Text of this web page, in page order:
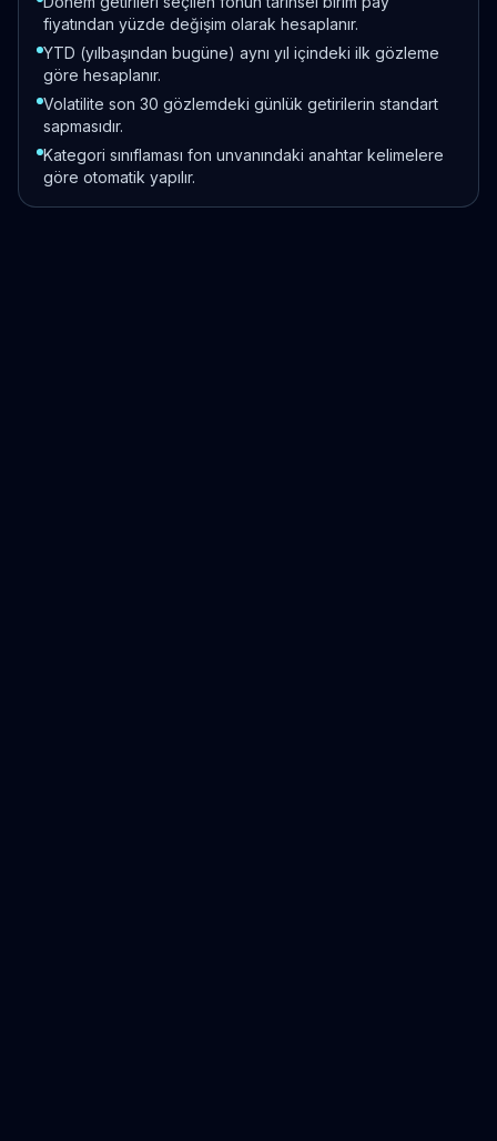
fiyatından yüzde değişim olarak hesaplanır.
YTD (yılbaşından bugüne) aynı yıl içindeki ilk gözleme
göre hesaplanır.
Volatilite son 30 gözlemdeki günlük getirilerin standart
sapmasıdır.
Kategori sınıflaması fon unvanındaki anahtar kelimelere
göre otomatik yapılır.